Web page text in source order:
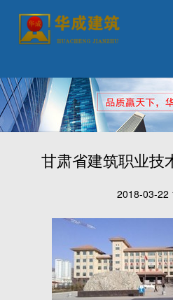
甘肃省建筑职业技
2018-03-22